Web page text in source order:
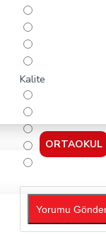
ORTAOKUL
Kalite
Yorumu